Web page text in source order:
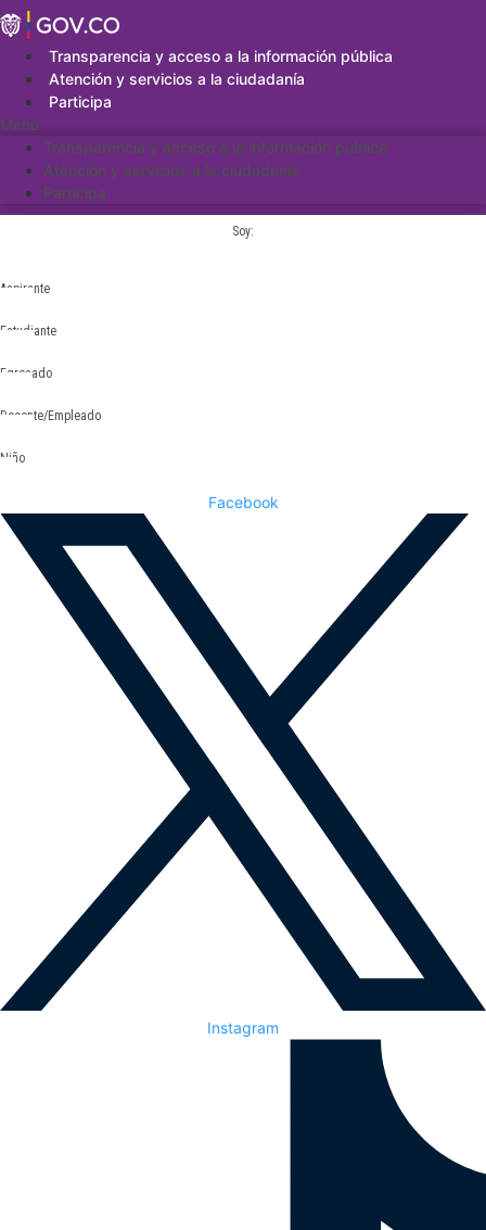
Saltar
al
contenidoTransparencia y acceso a la información pública
Atención y servicios a la ciudadanía
Participa
Menu
Transparencia y acceso a la información pública
Atención y servicios a la ciudadanía
Participa
Soy:
Aspirante
Estudiante
Egresado
Docente/Empleado
Niño
Facebook
Instagram